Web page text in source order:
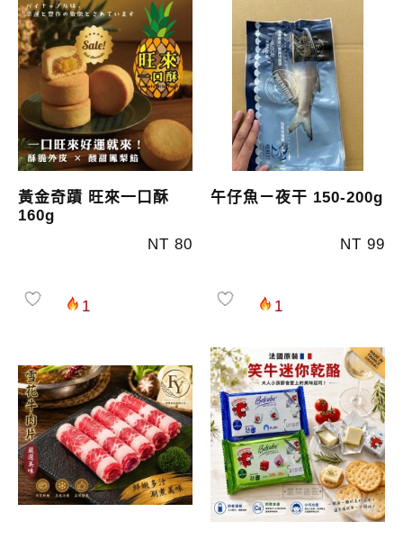
黃金奇蹟 旺來一口酥
160g
NT 80
1
午仔魚ㄧ夜干 150-200g
NT 99
1